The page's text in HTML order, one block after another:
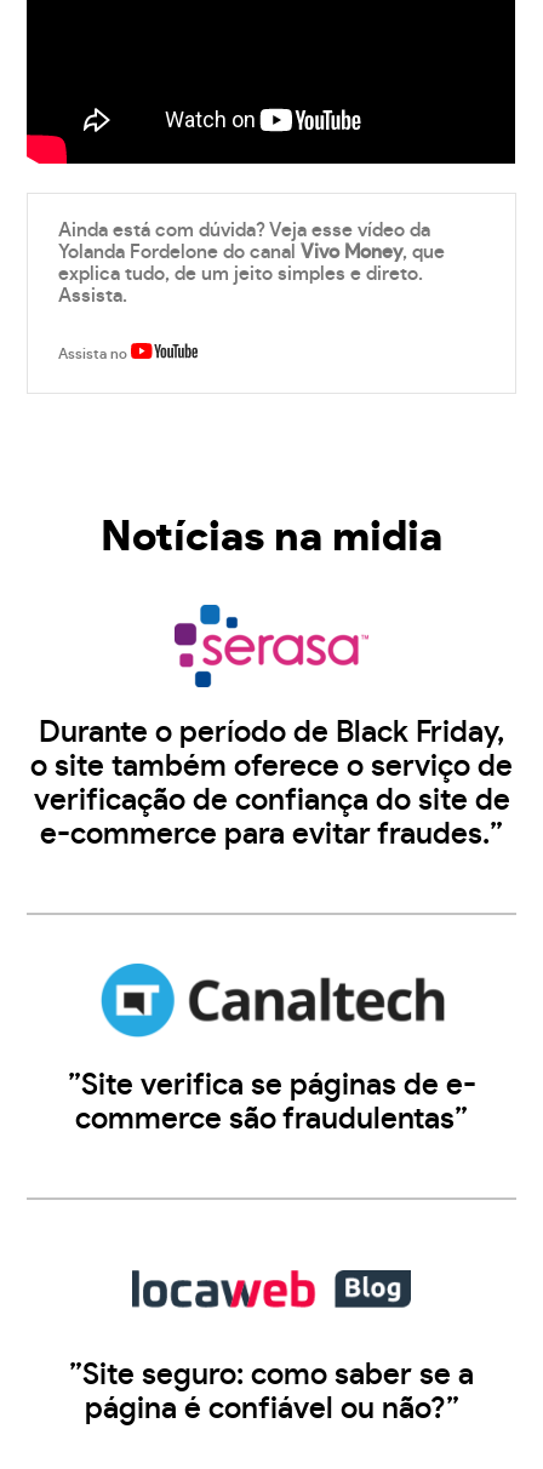
Ainda está com dúvida? Veja esse vídeo da
Yolanda Fordelone do canalVivo Money, que
explica tudo, de um jeito simples e direto.
Assista.
Assista no
Notícias na midia
Durante o período de Black Friday,
o site também oferece o serviço de
verificação de confiança do site de
e-commerce para evitar fraudes.”
”Site verifica se páginas de e-
commerce são fraudulentas”
”Site seguro: como saber se a
página é confiável ou não?”